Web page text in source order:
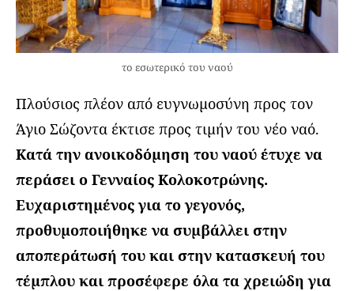
το εσωτερικό του ναού
Πλούσιος πλέον από ευγνωμοσύνη προς τον
Άγιο Σώζοντα έκτισε προς τιμήν του νέο ναό.
Κατά την ανοικοδόμηση του ναού έτυχε να
περάσει ο Γενναίος Κολοκοτρώνης.
Ευχαριστημένος για το γεγονός,
προθυμοποιήθηκε να συμβάλλει στην
αποπεράτωσή του και στην κατασκευή του
τέμπλου και προσέφερε όλα τα χρειώδη για